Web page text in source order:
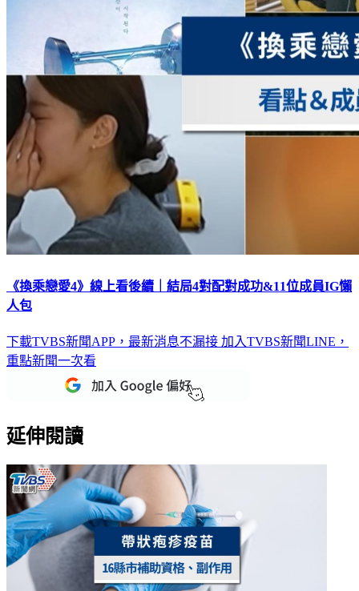
《換乘戀愛4》線上看後續｜結局4對配對成功&11位成員IG懶
人包
下載TVBS新聞APP，最新消息不漏接 加入TVBS新聞LINE，
重點新聞一次看
延伸閱讀